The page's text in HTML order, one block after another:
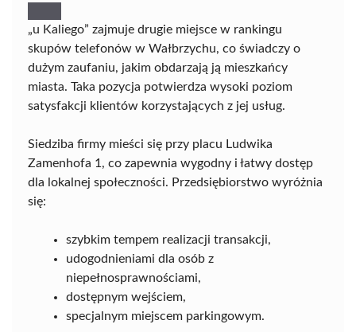
„u Kaliego” zajmuje drugie miejsce w rankingu
skupów telefonów w Wałbrzychu, co świadczy o
dużym zaufaniu, jakim obdarzają ją mieszkańcy
miasta. Taka pozycja potwierdza wysoki poziom
satysfakcji klientów korzystających z jej usług.
Siedziba firmy mieści się przy placu Ludwika
Zamenhofa 1, co zapewnia wygodny i łatwy dostęp
dla lokalnej społeczności. Przedsiębiorstwo wyróżnia
się:
szybkim tempem realizacji transakcji,
udogodnieniami dla osób z
niepełnosprawnościami,
dostępnym wejściem,
specjalnym miejscem parkingowym.